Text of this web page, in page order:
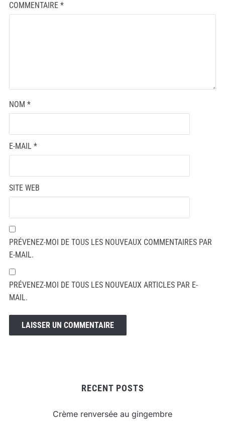
COMMENTAIRE *
NOM *
E-MAIL *
SITE WEB
PRÉVENEZ-MOI DE TOUS LES NOUVEAUX COMMENTAIRES PAR
E-MAIL.
PRÉVENEZ-MOI DE TOUS LES NOUVEAUX ARTICLES PAR E-
MAIL.
RECENT POSTS
Crème renversée au gingembre